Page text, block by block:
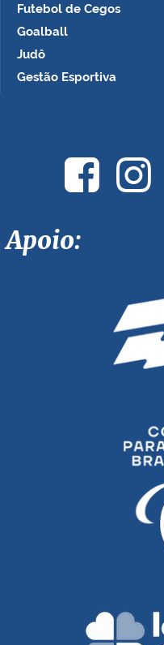
Futebol de Cegos
Goalball
Judô
Gestão Esportiva
Apoio: